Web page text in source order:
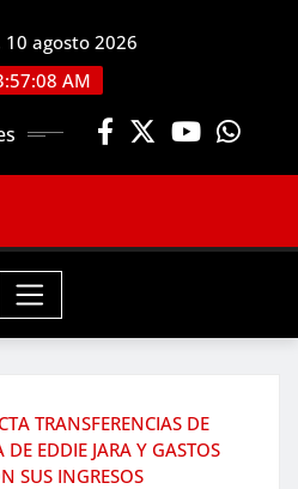
10 agosto 2026
AM
TRANSFERENCIAS DE
EDDIE JARA Y GASTOS
SUS INGRESOS